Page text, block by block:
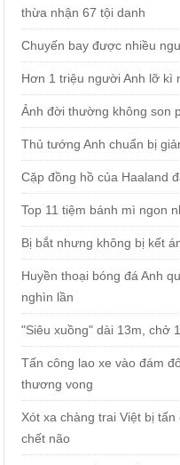
thừa nhận 67 tội danh
Chuyến bay được nhiều
Hơn 1 triệu người Anh lỡ kì
Ảnh đời thường không son
Thủ tướng Anh chuẩn bị
Cặp đồng hồ của Haaland
Top 11 tiệm bánh mì ngon
Bị bắt nhưng không bị kết
Huyền thoại bóng đá Anh
nghìn lần
"Siêu xuồng" dài 13m, chở
Tấn công lao xe vào đám
thương vong
Xót xa chàng trai Việt bị
chết não